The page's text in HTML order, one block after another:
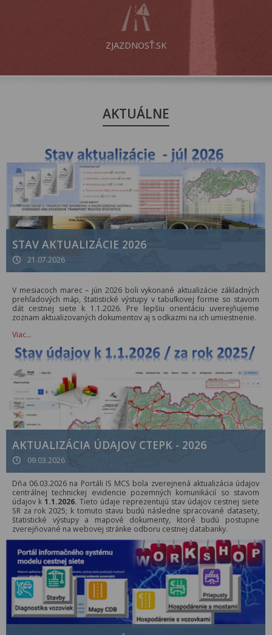
ZJAZDNOSŤ.SK
AKTUÁLNE
STAV AKTUALIZÁCIE 2026
21.07.2026
V mesiacoch marec – jún 2026 boli vykonané aktualizácie základných
prehľadových máp, štatistické výstupy v tabuľkovej forme so stavom
dát cestnej siete k 1.1.2026. Pre lepšiu orientáciu uverejňujeme
zoznam aktualizovaných dokumentov aj s odkazmi na ich umiestnenie.
Viac…
AKTUALIZÁCIA ÚDAJOV CTEPK - 2026
09.03.2026
Dňa 06.03.2026 na Portáli IS MCS bola zverejnená aktualizácia údajov
centrálnej technickej evidencie pozemných komunikácií so stavom
údajov k 1.1.2026. Tieto údaje reprezentujú stav údajov cestnej siete
SR za rok 2025; k tomuto stavu budú následne spracované datasety,
štatistické výstupy a mapové dokumenty, ktoré budú postupne
zverejňované na webovej stránke odboru cestnej databanky.